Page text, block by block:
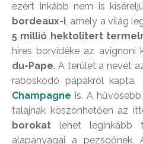
ezért inkább nem is
bordeaux-i, amely a világ
5 millió hektolitert
híres borvidéke az avignoni
du-Pape. A terület a nevét
raboskodó pápákról kapta.
Champagne is. A
talajnak köszönhetően az
borokat lehet leginkább
alapanyagai a pezsgőnek.